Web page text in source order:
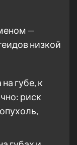
—
низкой
губе, к
риск